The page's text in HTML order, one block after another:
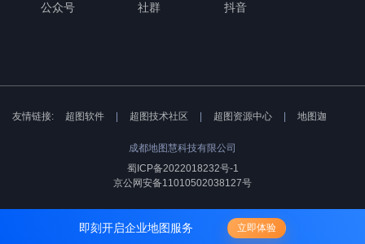
公众号 社群 抖音
友情链接: 超图软件 超图技术社区 超图资源中心 地图迦
成都地图慧科技有限公司
蜀ICP备2022018232号-1
京公网安备11010502038127号
即刻开启企业地图服务 立即体验